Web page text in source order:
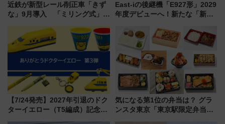
近鉄が新型レール削正車「きず
な」9月導入 「ミリング式」採
化！安全性や乗り心地の向上に
貢献するだけでなく、全線区で
活躍するための仕組みも
East-iの後継機「E927形」2029
年度デビューへ！新たな「新幹
説【JR東日本】
【7/24発売】2027年引退のドク
ターイエロー（T5編成）記念グ
気になる第1位の弁当は？ グラ
ンスタ東京「東京駅限定弁当